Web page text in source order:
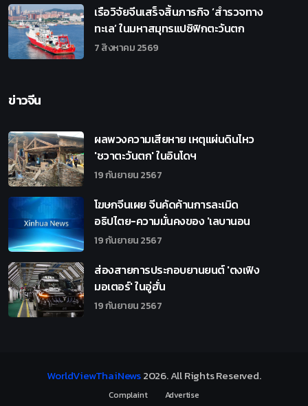
เรือวิจัยจีนเสร็จสิ้นภารกิจ ‘สำรวจทาง
ทะเล’ ในมหาสมุทรแปซิฟิกตะวันตก
7 สิงหาคม 2569
ข่าวจีน
ผลพวงความเสียหาย เหตุแผ่นดินไหว
'ชวาตะวันตก' ในอินโดฯ
19 กันยายน 2567
โฆษกจีนเผย จีนคัดค้านการละเมิด
อธิปไตย-ความมั่นคงของ 'เลบานอน
19 กันยายน 2567
ส่องสายการประกอบยานยนต์ 'ตงเฟิง
มอเตอร์' ในอู่ฮั่น
19 กันยายน 2567
WorldViewThaiNews2026. All Rights Reserved.
Complaint Advertise